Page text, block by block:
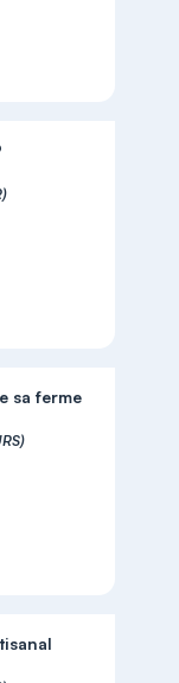
sa ferme